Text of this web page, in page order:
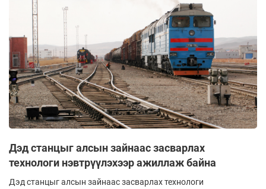
Дэд станцыг алсын зайнаас засварлах
технологи нэвтрүүлэхээр ажиллаж байна
Дэд станцыг алсын зайнаас засварлах технологи